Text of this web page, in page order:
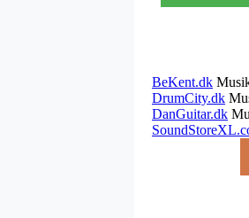
BeKent.dk
DrumCity.dk
DanGuitar.dk